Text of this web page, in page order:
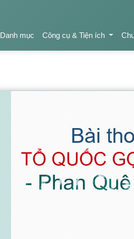
Danh mục Công cụ & Tiện ích